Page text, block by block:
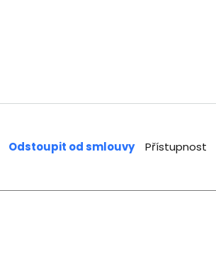
Odstoupit od smlouvy Přístupnost